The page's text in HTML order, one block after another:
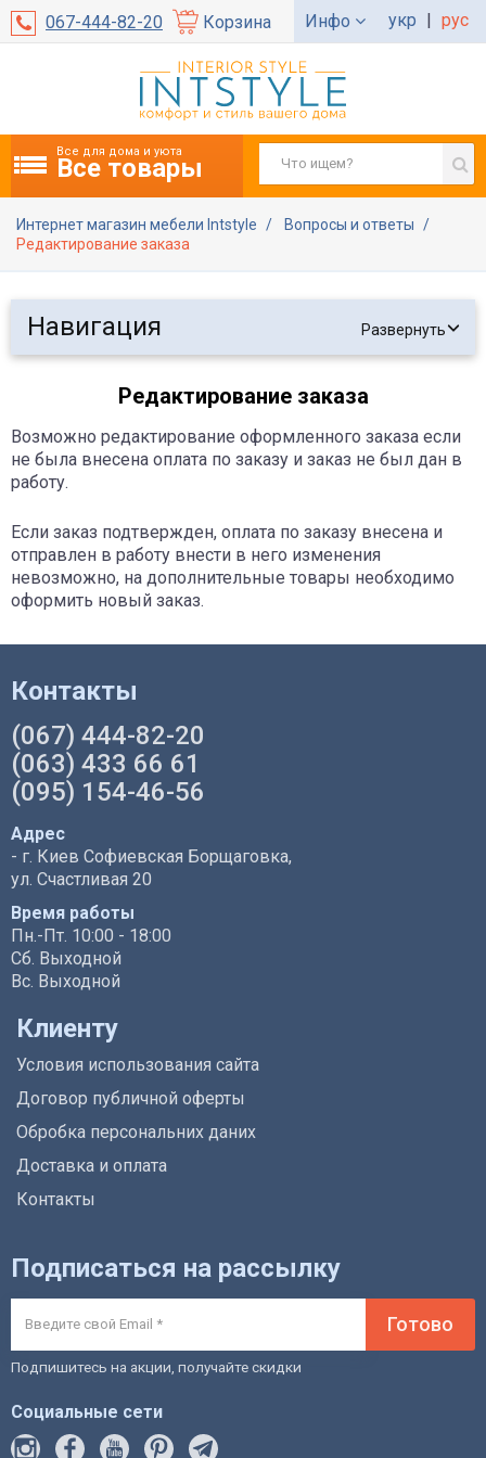
067-444-82-20 Корзина Инфо укр | рус
Все для дома и уюта
Все товары
Интернет магазин мебели Intstyle
Вопросы и ответы
Редактирование заказа
Навигация Развернуть
Редактирование заказа
Возможно редактирование оформленного заказа если
не была внесена оплата по заказу и заказ не был дан в
работу.
Если заказ подтвержден, оплата по заказу внесена и
отправлен в работу внести в него изменения
невозможно, на дополнительные товары необходимо
оформить новый заказ.
Контакты
(067) 444-82-20
(063) 433 66 61
(095) 154-46-56
Адрес
- г. Киев Софиевская Борщаговка,
ул. Счастливая 20
Время работы
Пн.-Пт. 10:00 - 18:00
Сб. Выходной
Вс. Выходной
Клиенту
Условия использования сайта
Договор публичной оферты
Обробка персональних даних
Доставка и оплата
Контакты
Подписаться на рассылку
Готово
Подпишитесь на акции, получайте скидки
Социальные сети